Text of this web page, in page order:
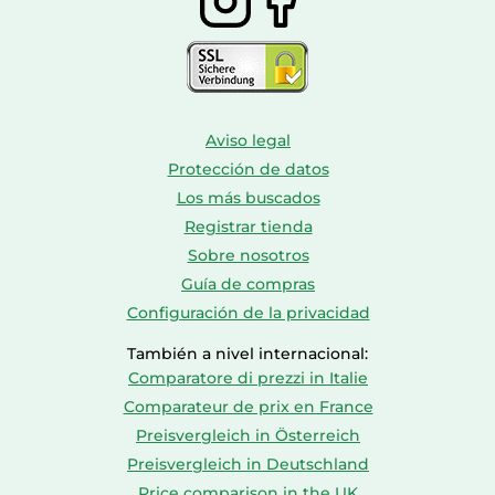
Aviso legal
Protección de datos
Los más buscados
Registrar tienda
Sobre nosotros
Guía de compras
Configuración de la privacidad
También a nivel internacional:
Comparatore di prezzi in Italie
Comparateur de prix en France
Preisvergleich in Österreich
Preisvergleich in Deutschland